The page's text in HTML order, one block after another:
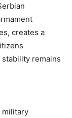
creates a
remains
military